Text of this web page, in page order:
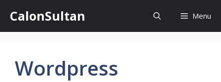
content
CalonSultan Menu
Wordpress